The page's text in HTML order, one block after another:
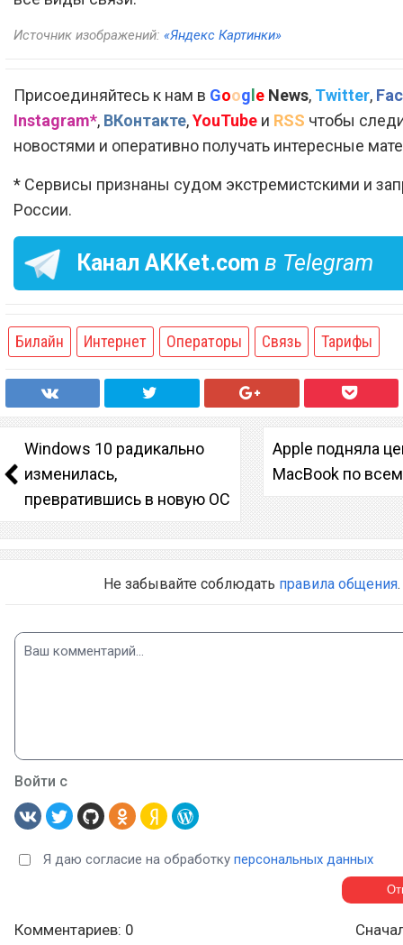
Источник изображений: «Яндекс Картинки»
Присоединяйтесь к нам в Google News, Twitter,
Instagram*, ВКонтакте,YouTube и RSS чтобы
новостями и оперативно получать интересные
* Сервисы признаны судом экстремистскими и
России.
Канал AKKet.com в Telegram
Билайн Интернет Операторы Связь Тарифы
Windows 10 радикально
изменилась,
превратившись в новую ОС
Apple подняла
MacBook по
Не забывайте соблюдать правила общения.
Войти с
Я даю согласие на обработку персональных данных
Комментариев: 0